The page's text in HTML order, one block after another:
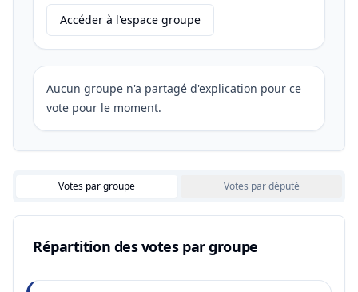
Accéder à l'espace groupe
Aucun groupe n'a partagé d'explication pour ce
vote pour le moment.
Votes par groupe Votes par député
Répartition des votes par groupe